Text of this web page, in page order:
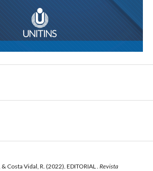
Costa Vidal, R. (2022). EDITORIAL . Revista